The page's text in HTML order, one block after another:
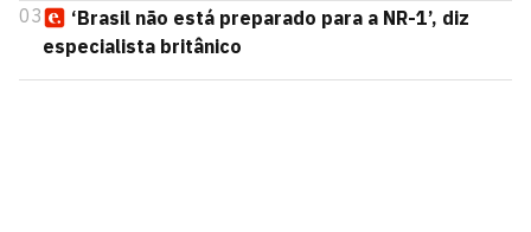
03
‘Brasil não está preparado para a NR-1’, diz
especialista britânico